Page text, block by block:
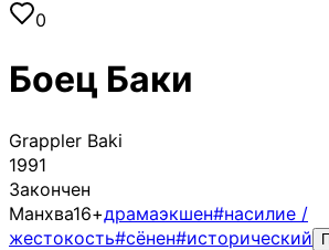
0
Боец Баки
Grappler Baki
1991
Закончен
Манхва16+драмаэкшен#насилие /
жестокость#сёнен#исторический